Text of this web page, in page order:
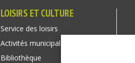
LOISIRS ET CULTURE
Service des loisirs
Activités municipales
Bibliothèque